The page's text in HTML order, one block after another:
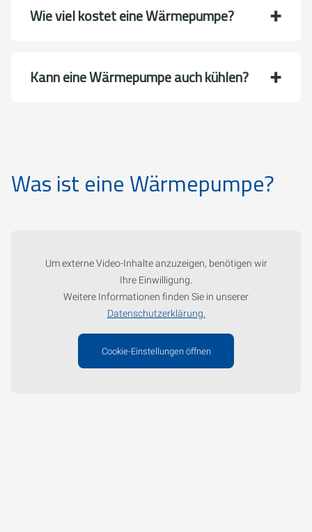
Wie viel kostet eine Wärmepumpe?
Kann eine Wärmepumpe auch kühlen?
Was ist eine Wärmepumpe?
Um externe Video-Inhalte anzuzeigen, benötigen wir
Ihre Einwilligung.
Weitere Informationen finden Sie in unserer
Datenschutzerklärung.
Cookie-Einstellungen öffnen